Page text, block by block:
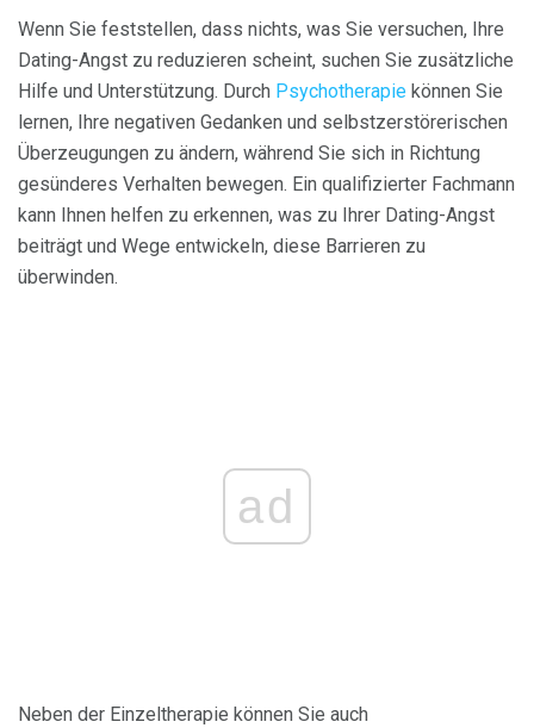
Wenn Sie feststellen, dass nichts, was Sie versuchen, Ihre
Dating-Angst zu reduzieren scheint, suchen Sie zusätzliche
Hilfe und Unterstützung. Durch Psychotherapie können Sie
lernen, Ihre negativen Gedanken und selbstzerstörerischen
Überzeugungen zu ändern, während Sie sich in Richtung
gesünderes Verhalten bewegen. Ein qualifizierter Fachmann
kann Ihnen helfen zu erkennen, was zu Ihrer Dating-Angst
beiträgt und Wege entwickeln, diese Barrieren zu
überwinden.
ad
Neben der Einzeltherapie können Sie auch